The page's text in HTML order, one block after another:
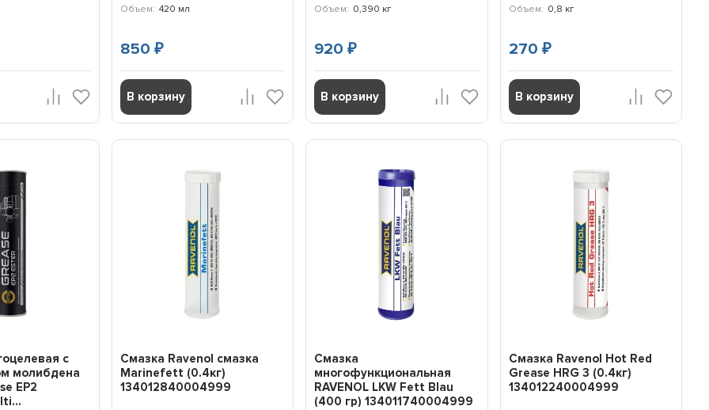
Объем: 420 мл
850₽
В корзину
Объем: 0,390 кг
920₽
В корзину
Объем: 0,8 кг
270 ₽
В корзину
с
молибдена
ЕР2
Смазка Ravenol cмазка
Marinefett (0.4кг)
134012840004999
Смазка
многофункциональная
RAVENOL LKW Fett Blau
(400 гр) 134011740004999
Смазка Ravenol Hot Red
Grease HRG 3 (0.4кг)
134012240004999